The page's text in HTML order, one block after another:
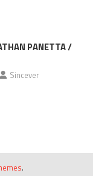
PANETTA /
Sincever
.